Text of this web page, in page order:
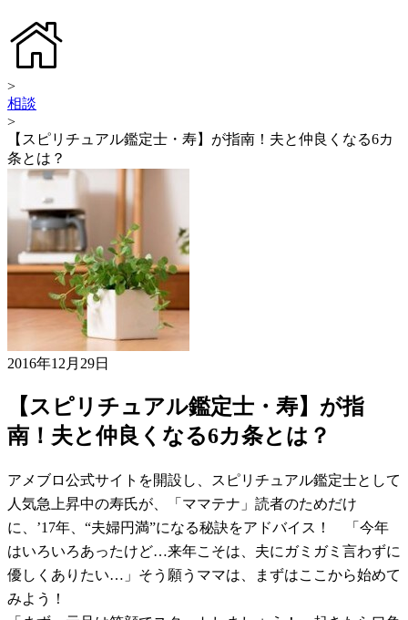
>
相談
>
【スピリチュアル鑑定士・寿】が指南！夫と仲良くなる6カ
条とは？
2016年12月29日
【スピリチュアル鑑定士・寿】が指
南！夫と仲良くなる6カ条とは？
アメブロ公式サイトを開設し、スピリチュアル鑑定士として
人気急上昇中の寿氏が、「ママテナ」読者のためだけ
に、’17年、“夫婦円満”になる秘訣をアドバイス！ 「今年
はいろいろあったけど…来年こそは、夫にガミガミ言わずに
優しくありたい…」そう願うママは、まずはここから始めて
みよう！